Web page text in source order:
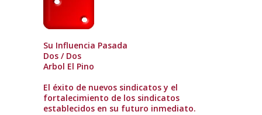
Su Influencia Pasada
Dos / Dos
Arbol El Pino
El éxito de nuevos sindicatos y el
fortalecimiento de los sindicatos
establecidos en su futuro inmediato.